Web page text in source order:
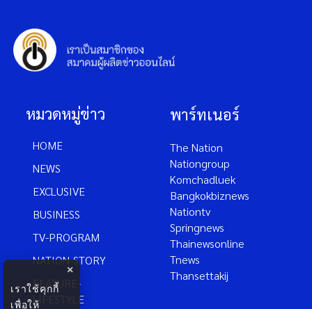
หมวดหมู่ข่าว
HOME
NEWS
EXCLUSIVE
BUSINESS
TV-PROGRAM
NATION-STORY
FEATURE-
LIFESTYLE
พาร์ทเนอร์
The Nation
Nationgroup
Komchadluek
Bangkokbiznews
Nationtv
Springnews
Thainewsonline
Tnews
Thansettakij
×
เราใช้คุกกี้
เพื่อให้